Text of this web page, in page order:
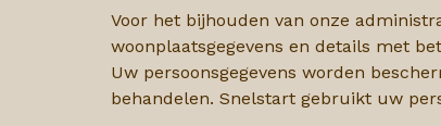
Voor het bijhouden van onze
woonplaatsgegevens en details met
Uw persoonsgegevens worden
behandelen. Snelstart gebruikt uw